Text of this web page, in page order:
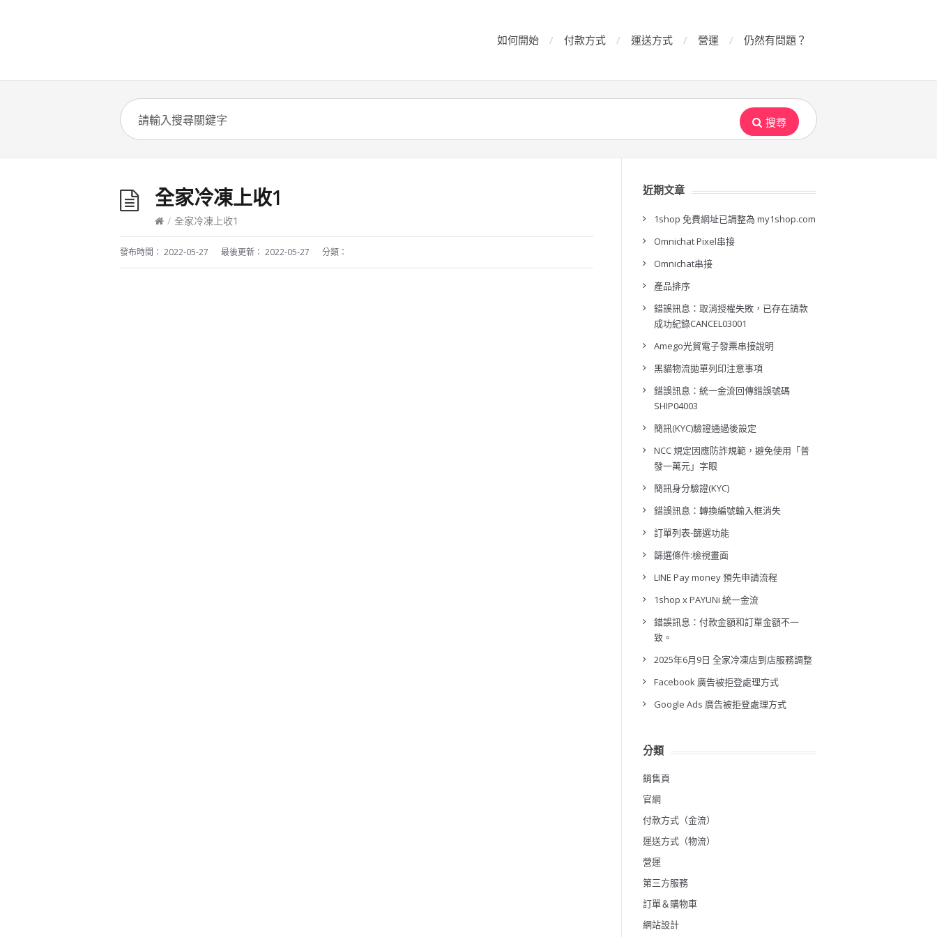
如何開始 付款方式 運送方式 營運 仍然有問題？
搜尋
全家冷凍上收1
/ 全家冷凍上收1
發布時間： 2022-05-27 最後更新： 2022-05-27 分類：
近期文章
1shop 免費網址已調整為 my1shop.com
Omnichat Pixel串接
Omnichat串接
產品排序
錯誤訊息：取消授權失敗，已存在請款
成功紀錄CANCEL03001
Amego光貿電子發票串接說明
黑貓物流拋單列印注意事項
錯誤訊息：統一金流回傳錯誤號碼
SHIP04003
簡訊(KYC)驗證通過後設定
NCC 規定因應防詐規範，避免使用「普
發一萬元」字眼
簡訊身分驗證(KYC)
錯誤訊息：轉換編號輸入框消失
訂單列表-篩選功能
篩選條件:檢視畫面
LINE Pay money 預先申請流程
1shop x PAYUNi 統一金流
錯誤訊息：付款金額和訂單金額不一
致。
2025年6月9日 全家冷凍店到店服務調整
Facebook 廣告被拒登處理方式
Google Ads 廣告被拒登處理方式
分類
銷售頁
官網
付款方式（金流）
運送方式（物流）
營運
第三方服務
訂單＆購物車
網站設計